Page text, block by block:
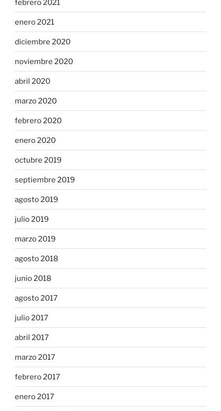
febrero 2021
enero 2021
diciembre 2020
noviembre 2020
abril 2020
marzo 2020
febrero 2020
enero 2020
octubre 2019
septiembre 2019
agosto 2019
julio 2019
marzo 2019
agosto 2018
junio 2018
agosto 2017
julio 2017
abril 2017
marzo 2017
febrero 2017
enero 2017